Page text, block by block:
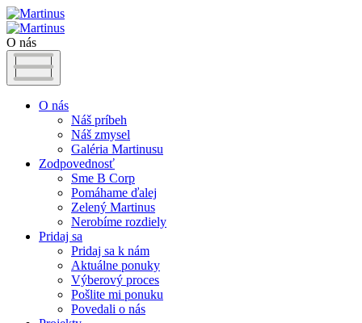
O nás
O nás
Náš príbeh
Náš zmysel
Galéria Martinusu
Zodpovednosť
Sme B Corp
Pomáhame ďalej
Zelený Martinus
Nerobíme rozdiely
Pridaj sa
Pridaj sa k nám
Aktuálne ponuky
Výberový proces
Pošlite mi ponuku
Povedali o nás